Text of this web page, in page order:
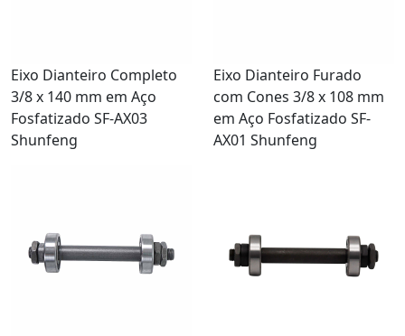
Eixo Dianteiro Completo
3/8 x 140 mm em Aço
Fosfatizado SF-AX03
Shunfeng
Eixo Dianteiro Furado
com Cones 3/8 x 108 mm
em Aço Fosfatizado SF-
AX01 Shunfeng